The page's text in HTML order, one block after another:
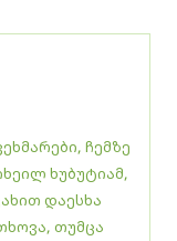
ჩემზე
ხუბუტიამ,
დაესხა
თუმცა